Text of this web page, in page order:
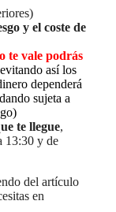
y el coste de
te vale podrás
evitando así los
dependerá
sujeta a
te llegue,
13:30 y de
del artículo
en